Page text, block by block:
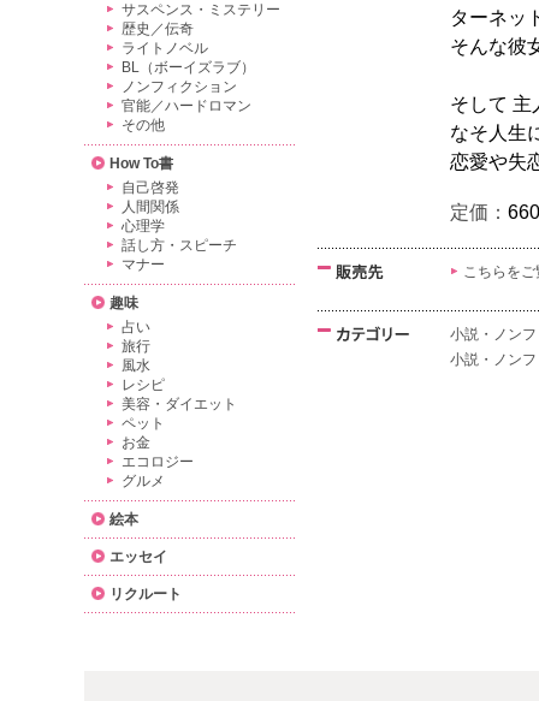
ターネッ
そんな彼
そして 主
なそ人生
恋愛や失
定価：
こちらを
小説・ノン
小説・ノン
サスペンス・ミステリー
歴史／伝奇
ライトノベル
BL（ボーイズラブ）
ノンフィクション
官能／ハードロマン
その他
How To書
自己啓発
人間関係
心理学
話し方・スピーチ
マナー
趣味
占い
旅行
風水
レシピ
美容・ダイエット
ペット
お金
エコロジー
グルメ
絵本
エッセイ
リクルート